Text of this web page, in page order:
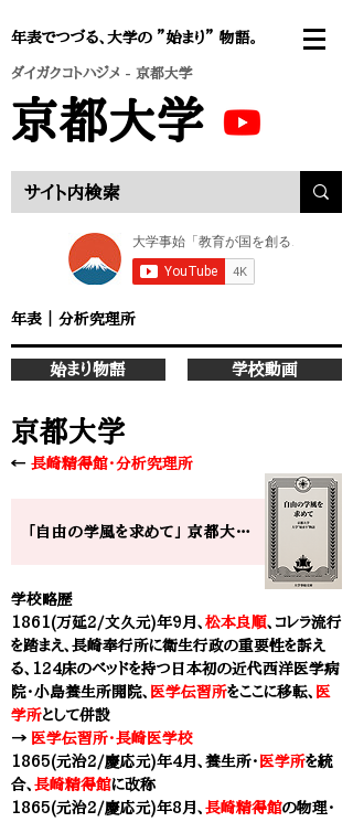
年表でつづる、大学の ”始まり” 物語。
ダイガクコトハジメ - 京都大学
京都大学
年表 分析究理所
学校略歴
1861(万延2/文久元)年9月、 松本良順、コレラ流行
を踏まえ、長崎奉行所に衛生行政の重要性を訴え
る、124床のベッドを持つ日本初の近代西洋医学病
院・小島養生所開院、 医学伝習所をここに移転、 医
学所として併設
→ 医学伝習所・長崎医学校
1865(元治2/慶応元)年4月、養生所・ 医学所を統
合、 長崎精得館に改称
1865(元治2/慶応元)年8月、 長崎精得館の物理・
始まり物語 学校動画
「自由の学風を求めて」​ 京都大学の大学”始まり”物語
京都大学
← 長崎精得館・分析究理所